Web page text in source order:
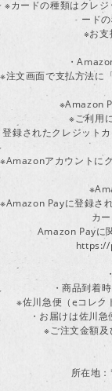
※カードの種類はクレ
ード
※お支
・
※注文画面で支払方法に
※Amazon
※ご利用
登録されたクレジット
※Amazonアカウントに
※Amazon Payに登録さ
カ
Amazon Payに
https://
・商品到着
※佐川急便（eコレク
・お届けは佐川
※ご注文金額及
所在地